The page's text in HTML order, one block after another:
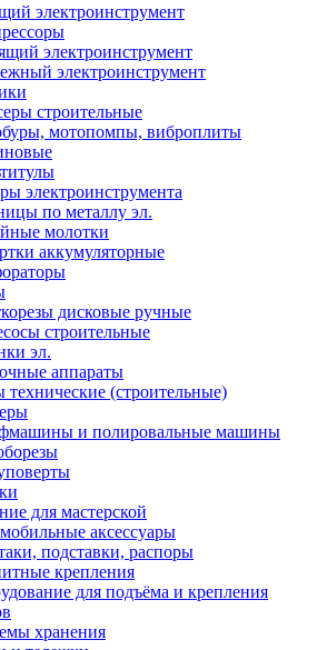
электроинструмент
электроинструмент
электроинструмент
строительные
мотопомпы, виброплиты
электроинструмента
по металлу эл.
молотки
аккумуляторные
дисковые ручные
строительные
эл.
аппараты
(строительные)
и полировальные машины
для мастерской
аксессуары
подставки, распоры
крепления
для подъёма и крепления
хранения